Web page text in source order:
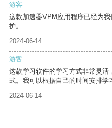
游客
这款加速器VPM应用程序已经为
护。
2024-06-14
游客
这款学习软件的学习方式非常灵
式。我可以根据自己的时间安排学
2024-06-14